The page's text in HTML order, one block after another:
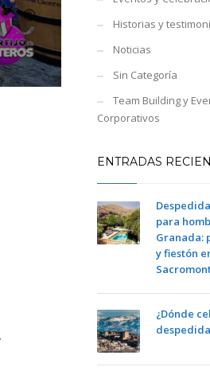
Historias y
Noticias
Sin Categoría
Team Building y
Corporativos
ENTRADAS
para
Granada:
y fiestón
¿Dónde